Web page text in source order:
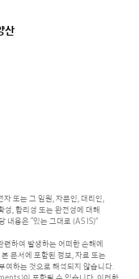
산
또는 그 임원, 자문인, 대리인,
성, 합리성 또는 완전성에 대해
내용은 “있는 그대로 (AS IS)”
하여 발생하는 어떠한 손해에
문서에 포함된 정보, 자료 또는
여하는 것으로 해석되지 않습니다.